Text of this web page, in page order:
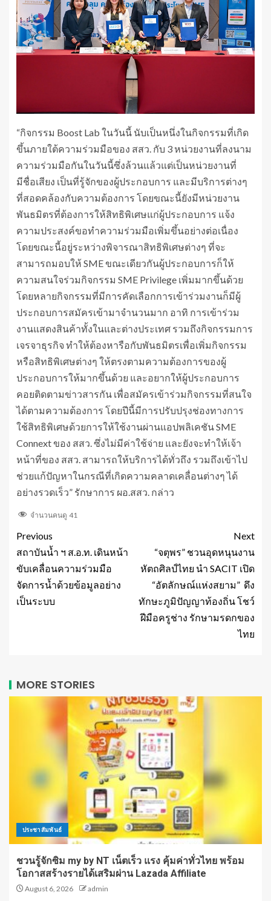
“กิจกรรม Boost Lab ในวันนี้ นับเป็นหนึ่งในกิจกรรมที่เกิด
ขึ้นภายใต้ความร่วมมือของ สสว. กับ 3 หน่วยงานที่ลงนาม
ความร่วมมือกันในวันนี้ซึ่งล้วนแล้วแต่เป็นหน่วยงานที่
มีชื่อเสียง เป็นที่รู้จักของผู้ประกอบการ และมีบริการต่างๆ
ที่สอดคล้องกับความต้องการ โดยขณะนี้ยังมีหน่วยงาน
พันธมิตรที่ต้องการให้สิทธิพิเศษแก่ผู้ประกอบการ แจ้ง
ความประสงค์ขอทำความร่วมมือเพิ่มขึ้นอย่างต่อเนื่อง
โดยขณะนี้อยู่ระหว่างพิจารณาสิทธิพิเศษต่างๆ ที่จะ
สามารถมอบให้ SME ขณะเดียวกันผู้ประกอบการก็ให้
ความสนใจร่วมกิจกรรม SME Privilege เพิ่มมากขึ้นด้วย
โดยหลายกิจกรรมที่มีการคัดเลือกการเข้าร่วมงานก็มีผู้
ประกอบการสมัครเข้ามาจำนวนมาก อาทิ การเข้าร่วม
งานแสดงสินค้าทั้งในและต่างประเทศ รวมถึงกิจกรรมการ
เจรจาธุรกิจ ทำให้ต้องหารือกับพันธมิตรเพื่อเพิ่มกิจกรรม
หรือสิทธิพิเศษต่างๆ ให้ตรงตามความต้องการของผู้
ประกอบการให้มากขึ้นด้วย และอยากให้ผู้ประกอบการ
คอยติดตามข่าวสารกัน เพื่อสมัครเข้าร่วมกิจกรรมที่สนใจ
ได้ตามความต้องการ โดยปีนี้มีการปรับปรุงช่องทางการ
ใช้สิทธิพิเศษด้วยการให้ใช้งานผ่านแอปพลิเคชัน SME
Connext ของ สสว. ซึ่งไม่มีค่าใช้จ่าย และยังจะทำให้เจ้า
หน้าที่ของ สสว. สามารถให้บริการได้ทั่วถึง รวมถึงเข้าไป
ช่วยแก้ปัญหาในกรณีที่เกิดความคลาดเคลื่อนต่างๆ ได้
อย่างรวดเร็ว” รักษาการ ผอ.สสว. กล่าว
จำนวนคนดู 41
Previous
สถาบันน้ำ ฯ ส.อ.ท. เดินหน้า
ขับเคลื่อนความร่วมมือ
จัดการน้ำด้วยข้อมูลอย่าง
เป็นระบบ
Next
“จตุพร” ชวนอุดหนุนงาน
หัตถศิลป์ไทย นำ SACIT เปิด
“อัตลักษณ์แห่งสยาม” ดึง
ทักษะภูมิปัญญาท้องถิ่น โชว์
ฝีมือครูช่าง รักษามรดกของ
ไทย
MORE STORIES
ประชาสัมพันธ์
ชวนรู้จักซิม my by NT เน็ตเร็ว แรง คุ้มค่าทั่วไทย พร้อม
โอกาสสร้างรายได้เสริมผ่าน Lazada Affiliate
August 6, 2026 admin